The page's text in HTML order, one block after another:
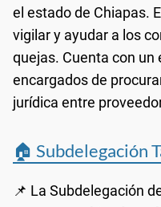
el estado de Chiapas.
vigilar y ayudar a los
quejas. Cuenta con
encargados de
jurídica entre
🏠 Subdelegación
📌 La Subdelegación